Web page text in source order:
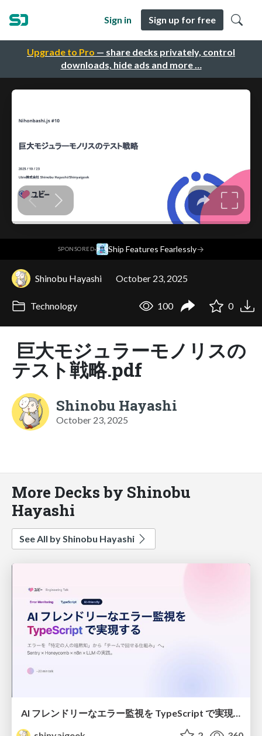
Upgrade to Pro — share decks privately, control
downloads, hide ads and more …
Sign in Sign up for free
SPONSORED· Ship Features Fearlessly→
Shinobu Hayashi October 23, 2025
Technology 100 0
巨大モジュラーモノリスの
テスト戦略.pdf
Shinobu Hayashi
October 23, 2025
More Decks by Shinobu
Hayashi
See All by Shinobu Hayashi
AI フレンドリーなエラー監視を TypeScript で実現する